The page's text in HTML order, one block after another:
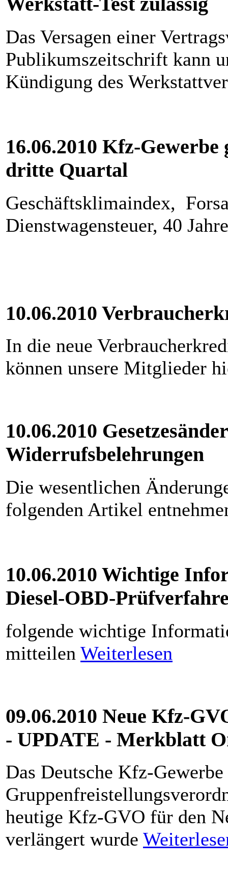
Das Versagen einer
Publikumszeitschrift kann
Kündigung des
16.06.2010 Kfz-
dritte Quartal
Geschäftsklimaindex,
Dienstwagensteuer, 40
10.06.2010
In die neue
können unsere Mitglieder
10.06.2010
Widerrufsbelehrungen
Die wesentlichen
folgenden Artikel
10.06.2010 Wichtige
Diesel-OBD-
folgende wichtige
mitteilen Weiterlesen
09.06.2010 Neue Kfz-
- UPDATE - Merkblatt
Das Deutsche Kfz-
heutige Kfz-GVO für den
verlängert wurde